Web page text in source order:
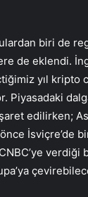
biri de
de eklendi.
yıl
Piyasadaki
edilirken;
İsviçre’de
verdiği